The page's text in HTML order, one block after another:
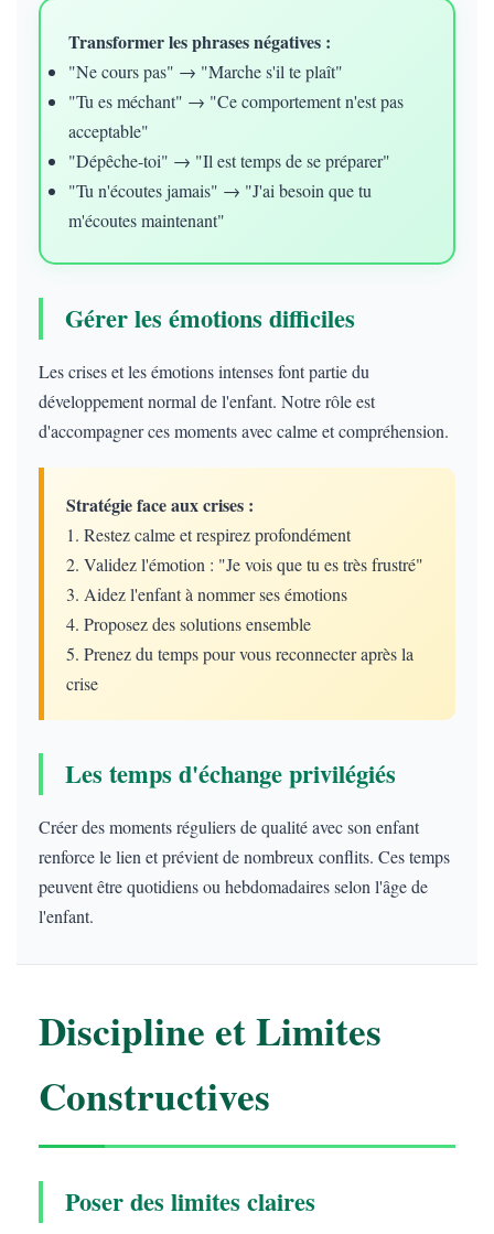
Transformer les phrases négatives :
"Ne cours pas" → "Marche s'il te plaît"
"Tu es méchant" → "Ce comportement n'est pas
acceptable"
"Dépêche-toi" → "Il est temps de se préparer"
"Tu n'écoutes jamais" → "J'ai besoin que tu
m'écoutes maintenant"
Gérer les émotions difficiles
Les crises et les émotions intenses font partie du
développement normal de l'enfant. Notre rôle est
d'accompagner ces moments avec calme et compréhension.
Stratégie face aux crises :
1. Restez calme et respirez profondément
2. Validez l'émotion : "Je vois que tu es très frustré"
3. Aidez l'enfant à nommer ses émotions
4. Proposez des solutions ensemble
5. Prenez du temps pour vous reconnecter après la
crise
Les temps d'échange privilégiés
Créer des moments réguliers de qualité avec son enfant
renforce le lien et prévient de nombreux conflits. Ces temps
peuvent être quotidiens ou hebdomadaires selon l'âge de
l'enfant.
Discipline et Limites
Constructives
Poser des limites claires